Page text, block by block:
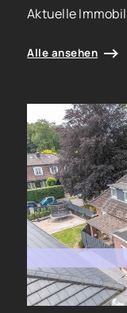
Aktuelle
Alle ansehen